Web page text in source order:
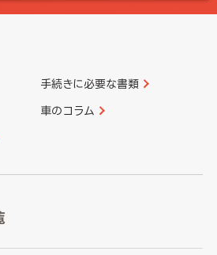
手続きに必要な書類
車のコラム